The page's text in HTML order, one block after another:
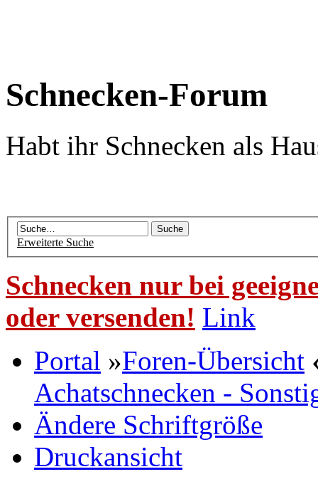
Schnecken-Forum
Habt ihr Schnecken als
Erweiterte Suche
Schnecken nur bei
oder versenden! Link
Portal »Foren-Übersicht
Achatschnecken -
Ändere Schriftgröße
Druckansicht